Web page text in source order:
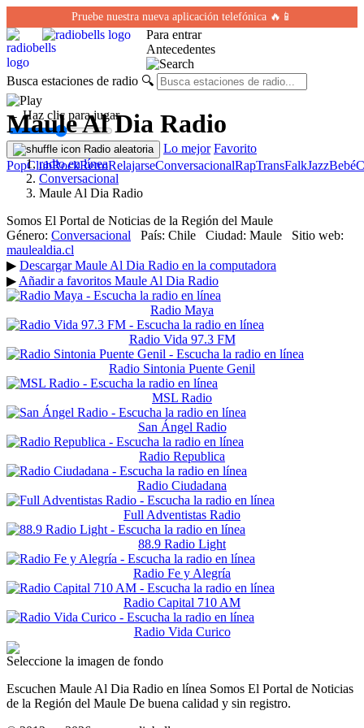
Pruebe nuestra nueva aplicación telefónica 🔥📱
Para entrar
Antecedentes
Busca estaciones de radio 🔍
← Haz clic para jugar
Radio aleatoria Lo mejor Favorito
PopClubRockRetroRelajarseConversacionalRapTransFalkJazzBebé
Maule Al Dia Radio
radio en línea
Conversacional
Maule Al Dia Radio
Somos El Portal de Noticias de la Región del Maule
Género: Conversacional País: Chile Ciudad: Maule Sitio web:
maulealdia.cl
▶ Descargar Maule Al Dia Radio en la computadora
▶ Añadir a favoritos Maule Al Dia Radio
Radio Maya
Radio Vida 97.3 FM
Radio Sintonia Puente Genil
MSL Radio
San Ángel Radio
Radio Republica
Radio Ciudadana
Full Adventistas Radio
88.9 Radio Light
Radio Fe y Alegría
Radio Capital 710 AM
Radio Vida Curico
Seleccione la imagen de fondo
Escuchen Maule Al Dia Radio en línea Somos El Portal de Noticias
de la Región del Maule De buena calidad y sin registro.